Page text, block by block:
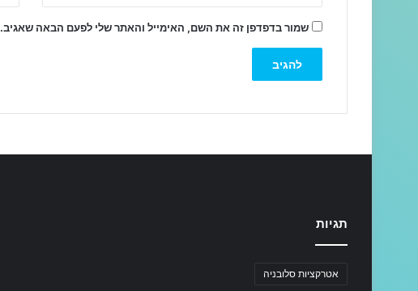
שמור בדפדפן זה את השם, האימייל והאתר שלי לפעם הבאה שאגיב.
תגיות
אטרקציות סלובניה